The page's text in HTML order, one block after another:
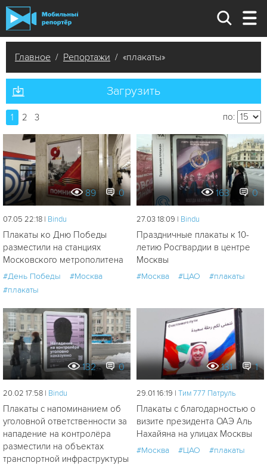
Главное / Репортажи / «плакаты»
Загрузить
по:
1 2 3
89 0
07.05 22:18 | Bindu
Плакаты ко Дню Победы
разместили на станциях
Московского метрополитена
#День Победы
#Москва
#плакаты
163 0
27.03 18:09 | Bindu
Праздничные плакаты к 10-
летию Росгвардии в центре
Москвы
#Москва #ЦАО #плакаты
132 0
20.02 17:58 | Bindu
Плакаты с напоминанием об
уголовной ответственности за
нападение на контролёра
разместили на объектах
транспортной инфраструктуры
131 1
29.01 16:19 | Tим 777 Патруль
Плакаты с благодарностью о
визите президента ОАЭ Аль
Нахайяна на улицах Москвы
#Москва #ЦАО #плакаты